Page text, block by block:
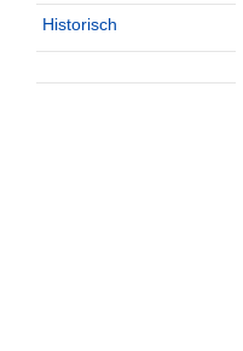
Historisch